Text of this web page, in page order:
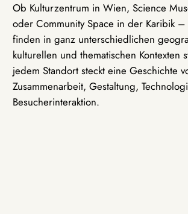
Ob Kulturzentrum in Wien, Science
oder Community Space in der Karibik –
finden in ganz unterschiedlichen
kulturellen und thematischen Kontexten
jedem Standort steckt eine Geschichte
Zusammenarbeit, Gestaltung,
Besucherinteraktion.